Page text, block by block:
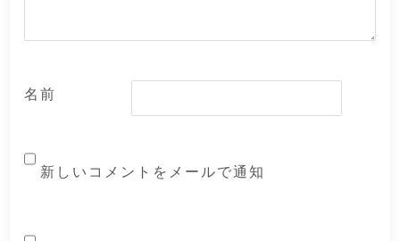
名前
新しいコメントをメールで通知